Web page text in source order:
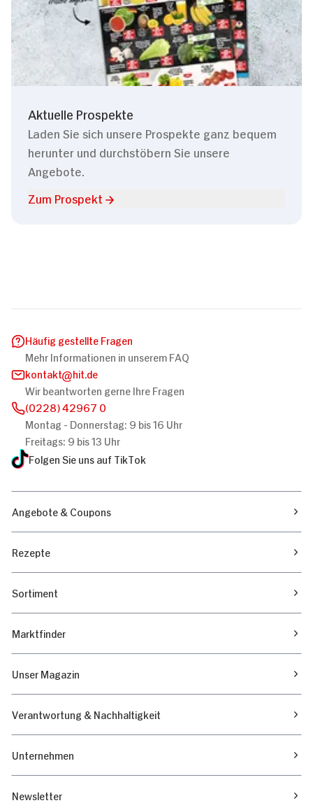
Aktuelle Prospekte
Laden Sie sich unsere Prospekte ganz bequem
herunter und durchstöbern Sie unsere
Angebote.
Zum Prospekt
Häufig gestellte Fragen
Mehr Informationen in unserem FAQ
kontakt
hit.de
Wir beantworten gerne Ihre Fragen
(0228) 42967 0
Montag - Donnerstag: 9 bis 16 Uhr
Freitags: 9 bis 13 Uhr
Folgen Sie uns auf TikTok
Angebote & Coupons
Rezepte
Sortiment
Marktfinder
Unser Magazin
Verantwortung & Nachhaltigkeit
Unternehmen
Newsletter